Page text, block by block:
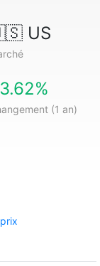
US
(1 an)